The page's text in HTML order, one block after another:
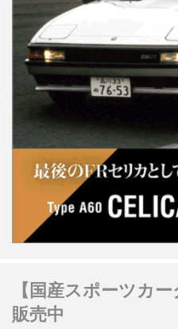
【国産スポーツカ
販売中